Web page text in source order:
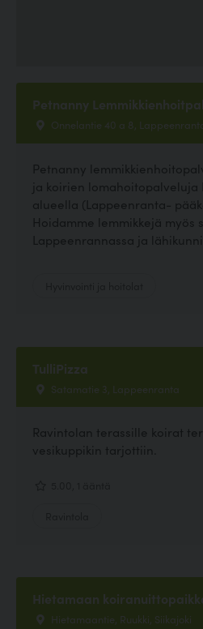
Petnanny
Onnelantie 40 a 8,
Petnanny
ja koirien lomahoitopalveluja
alueella (Lappeenranta-
Hoidamme lemmikkejä myös
Lappeenrannassa ja
TulliPizza
Satamatie 3, Lappeenranta
Ravintolan terassille koirat
vesikuppikin tarjottiin.
Hietamaan
Hietamaantie, Ruukki, Siikajoki